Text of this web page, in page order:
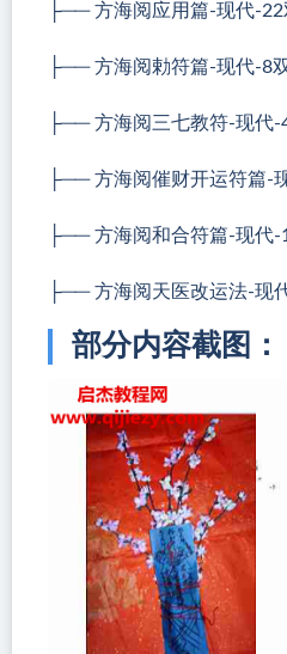
├── 方海阅应用篇-现代-
├── 方海阅勅符篇-现代-8
├── 方海阅三七教符-现代-
├── 方海阅催财开运符篇-
├── 方海阅和合符篇-现代-
├── 方海阅天医改运法-现
部分内容截图：